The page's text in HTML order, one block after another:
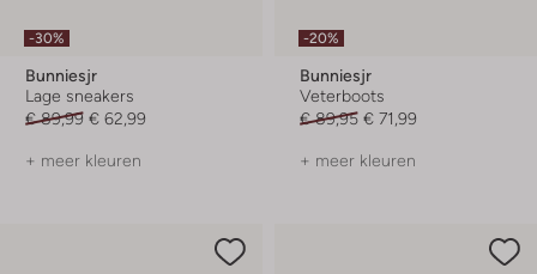
-30%
Bunniesjr
Lage sneakers
€ 89,99 € 62,99
+ meer kleuren
-20%
Bunniesjr
Veterboots
€ 89,95 € 71,99
+ meer kleuren